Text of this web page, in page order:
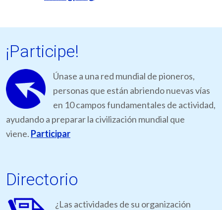
¡Participe!
Únase a una red mundial de pioneros,
personas que están abriendo nuevas vías
en 10 campos fundamentales de actividad,
ayudando a preparar la civilización mundial que
viene. Participar
Directorio
¿Las actividades de su organización